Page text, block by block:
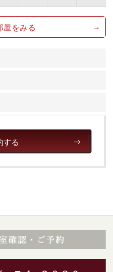
カビの特殊素材の畳を使
滑りにくい畳のお風呂で
階段がございます。 予め
掛け流しの温泉の質を楽し
りといやされるプライベー
。
バス
きない日がございます
運行しておりません
屋をみる
する